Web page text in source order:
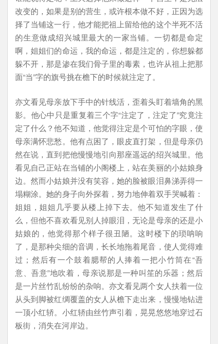
改变的，如果是别的营生，或许根本做不好，正因为选
择了当铺这一行，他才能把祖上留给他的这个半死不活
的生意做成绍兴城里最大的一家当铺。一切都是命定
啊，姐姐们的命运，我的命运，都是注定的，你想躲都
躲不开，那是渗在我们骨子里的毒素，也许从祖上把那
面“当”字的旗号挑在檐下的时候就注定了。
亦文看见母亲放下手中的针线活，歪着头盯着墙角的黑
影。他心中只是重复着三个字“注定了，注定了”究竟注
定了什么？他不知道，他觉得注定是个可怕的字眼，使
母亲满怀悲愁。他有点困了，眼皮直打架，但是母亲仍
然在说，直到把他慢慢地引向那座遥远的绍兴城里。他
看见自己正站在当铺的小阁楼上，站在美丽的小姑娘身
边。然而小姑娘并没有笑容，她的脸被眼泪鼻涕弄得一
塌糊涂。她的身子向外探着，努力地伸着双手哭喊着：
姐姐，姐姐几乎要从楼上掉下去。他不知道发生了什
么，但他不喜欢看见别人掉眼泪，无论是母亲的还是小
姑娘的，他觉得那个样子很丑陋。这时楼下的琐呐响
了，是那种尖细的音调，长长地拖着尾音，使人觉得难
过；然后有一个鼓着腮帮的人捧着一把小竹筒在“吾
意、吾意”地吹着，母亲说那是一种叫笙的乐器；然后
是一片丝竹乱纷纷的杂响。亦文看见两个女人扶着一位
从头到脚被红绸覆盖的女人从檐下走出来，慢慢地钻进
一顶小红轿。小红轿由丝竹声引着，晃晃悠悠地穿过石
板街，消失在河岸边。